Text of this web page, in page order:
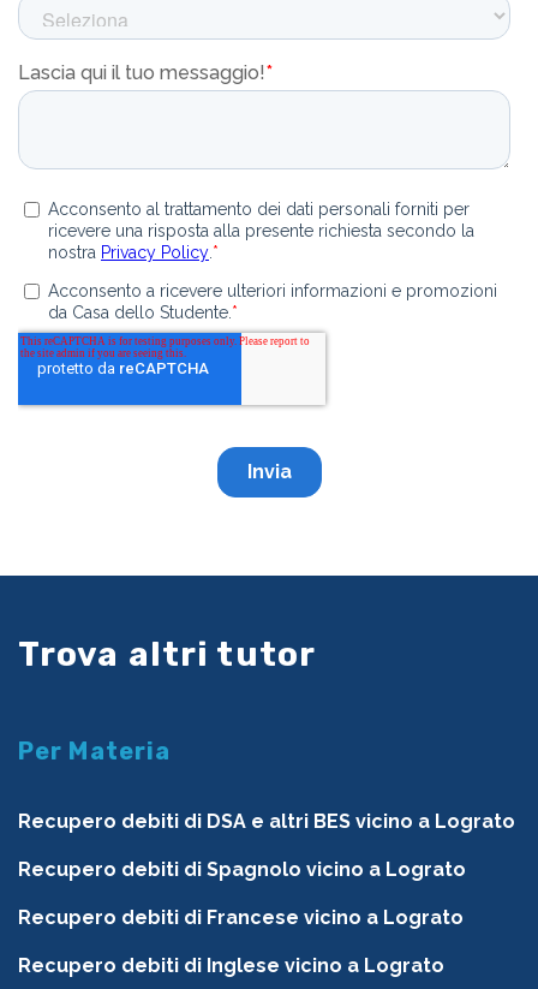
Trova altri tutor
Per Materia
Recupero debiti di DSA e altri BES vicino a Lograto
Recupero debiti di Spagnolo vicino a Lograto
Recupero debiti di Francese vicino a Lograto
Recupero debiti di Inglese vicino a Lograto